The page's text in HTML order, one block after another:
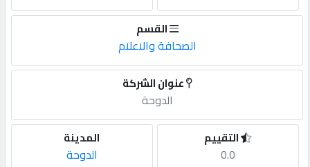
English
أضف
القسم
الصحافة والاعلام
عنوان الشركة
الدوحة
المدينة
الدوحة
التقييم
0.0